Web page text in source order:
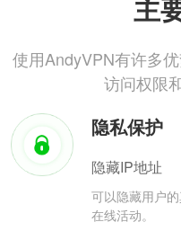
主
使用AndyVPN有许多
访问权限
隐私保护
隐藏IP地址
可以隐藏用户
在线活动。